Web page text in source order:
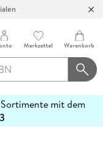
Merkzettel Warenkorb
mit dem